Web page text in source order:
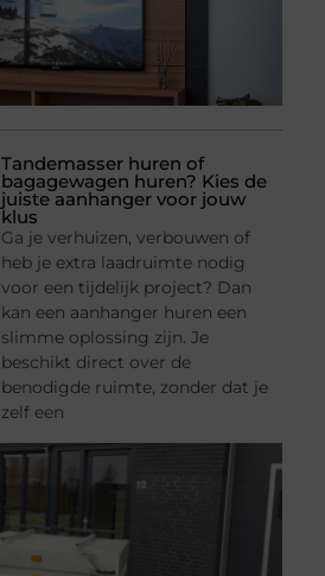
Tandemasser huren of
bagagewagen huren? Kies de
juiste aanhanger voor jouw
klus
Ga je verhuizen, verbouwen of
heb je extra laadruimte nodig
voor een tijdelijk project? Dan
kan een aanhanger huren een
slimme oplossing zijn. Je
beschikt direct over de
benodigde ruimte, zonder dat je
zelf een